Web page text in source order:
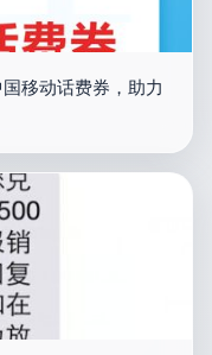
移动话费券，助力